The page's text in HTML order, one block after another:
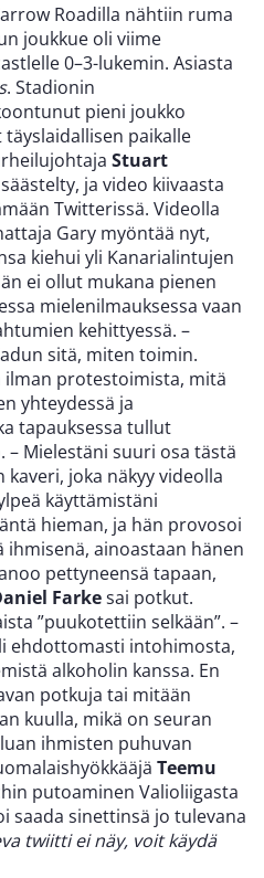
Roadilla nähtiin ruma
joukkue oli viime
0–3-lukemin. Asiasta
. Stadionin
pieni joukko
paikalle
Stuart
ja video kiivaasta
Twitterissä. Videolla
Gary myöntää nyt,
kiehui yli Kanarialintujen
ei ollut mukana pienen
mielenilmauksessa vaan
kehittyessä. –
sitä, miten toimin.
protestoimista, mitä
yhteydessä ja
tapauksessa tullut
Mielestäni suuri osa tästä
joka näkyy videolla
käyttämistäni
hieman, ja hän provosoi
ainoastaan hänen
pettyneensä tapaan,
Farkesai potkut.
”puukotettiin selkään”. –
ehdottomasti intohimosta,
alkoholin kanssa. En
potkuja tai mitään
kuulla, mikä on seuran
ihmisten puhuvan
Teemu
putoaminen Valioliigasta
saada sinettinsä jo tulevana
twiitti ei näy, voit käydä